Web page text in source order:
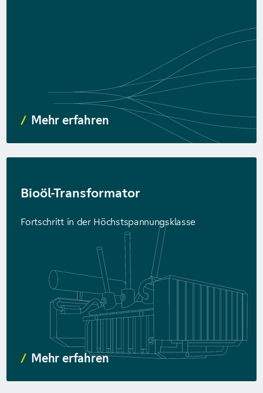
Mehr erfahren
Bioöl-Trans­formator
Fortschritt in der Höchst­spannungs­klasse
Mehr erfahren